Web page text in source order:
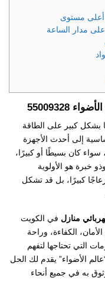
بشكل كبير على الطاقة
إلى أحدث الأجهزة
كان بسيطًا أو كبيرًا،
خبرة هو الأولوية
كبيرًا، بل قد تشكل
منازل في الكويت
الكفاءة، وراحة
التي تحتاجها لتفهم
الأضواء” يقدم لك الحل
به في جميع أنحاء